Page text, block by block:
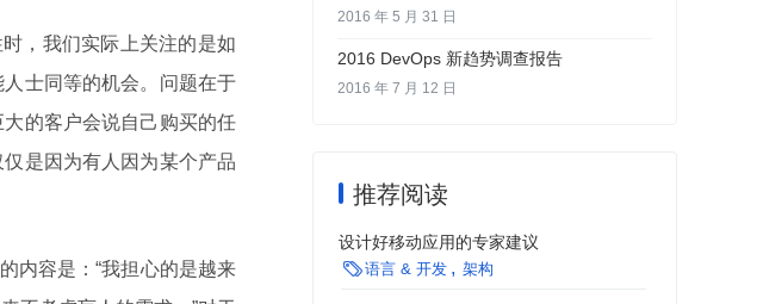
，我们实际上关注的是如
士同等的机会。问题在于
的客户会说自己购买的任
是因为有人因为某个产品
内容是：“我担心的是越来
2016 年 5 月 31 日
2016 DevOps 新趋势调查报告
2016 年 7 月 12 日
推荐阅读
设计好移动应用的专家建议
语言 & 开发 架构